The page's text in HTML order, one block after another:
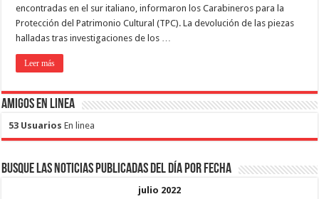
encontradas en el sur italiano, informaron los Carabineros para la
Protección del Patrimonio Cultural (TPC). La devolución de las piezas
halladas tras investigaciones de los …
Leer más
Amigos en Linea
53 Usuarios En linea
Busque las noticias publicadas del día por fecha
julio 2022